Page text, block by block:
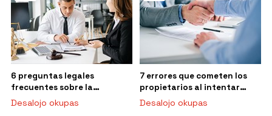
6 preguntas legales
frecuentes sobre la
ocupación ilegal
Desalojo okupas
7 errores que cometen los
propietarios al intentar
desalojar a un okupa por su
cuenta
Desalojo okupas